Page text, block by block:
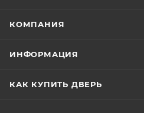
КОМПАНИЯ
ИНФОРМАЦИЯ
КАК КУПИТЬ ДВЕРЬ